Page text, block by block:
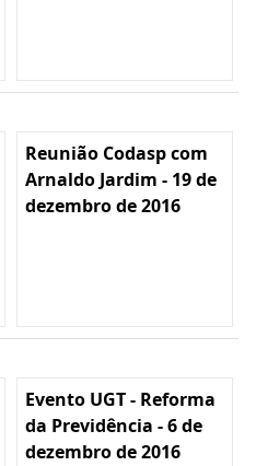
Reunião Codasp com
Arnaldo Jardim - 19 de
dezembro de 2016
Evento UGT - Reforma
da Previdência - 6 de
dezembro de 2016